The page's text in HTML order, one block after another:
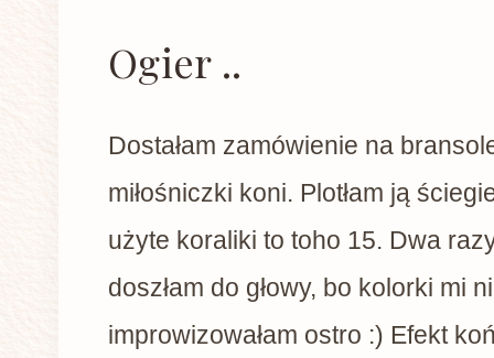
Ogier ..
Dostałam zamówienie na
miłośniczki koni. Plotłam ją
użyte koraliki to toho 15. Dwa
doszłam do głowy, bo kolorki mi
improwizowałam ostro :) Efekt